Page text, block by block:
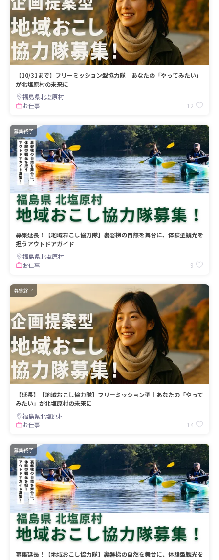
【10/31まで】フリーミッション型協力隊｜あなたの「やってみたい」
が北塩原村の未来に
福島県北塩原村
お仕事
12
募集終了
募集延長！【地域おこし協力隊】裏磐梯の自然を舞台に、体験型観光を
担うアウトドアガイド
福島県北塩原村
お仕事
9
募集終了
【延長】【地域おこし協力隊】フリーミッション型｜あなたの「やって
みたい」が北塩原村の未来に
福島県北塩原村
お仕事
14
募集終了
募集延長！【地域おこし協力隊】裏磐梯の自然を舞台に、体験型観光を